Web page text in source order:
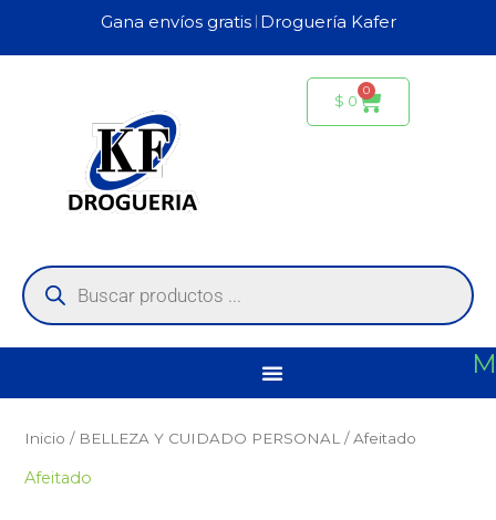
contenido
Gana envíos gratis 𝄀 Droguería Kafer
$ 0
0
Carrito
de
productos
Inicio / BELLEZA Y CUIDADO PERSONAL / Afeitado
Afeitado